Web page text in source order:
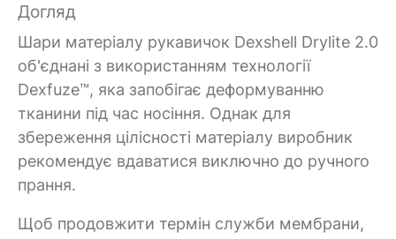
Догляд
Шари матеріалу рукавичок Dexshell Drylite 2.0
об'єднані з використанням технології
Dexfuze™, яка запобігає деформуванню
тканини під час носіння. Однак для
збереження цілісності матеріалу виробник
рекомендує вдаватися виключно до ручного
прання.
Щоб продовжити термін служби мембрани,